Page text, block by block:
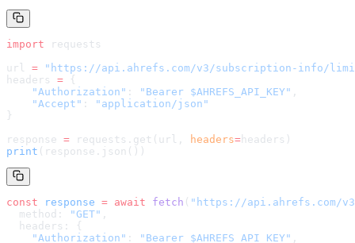
import requests
url = " https://api.ahrefs.com/v3/subscription-info/
headers = {
    "Authorization"
: "Bearer $AHREFS_API_KEY" ,
    "Accept"
:
"application/json"
}
response = requests.get(url, headers= headers )
print (response.json())
const response = await fetch ( " https://api.ahrefs.com/
  method:
"GET" ,
  headers: {
    "Authorization"
: "Bearer $AHREFS_API_KEY" ,